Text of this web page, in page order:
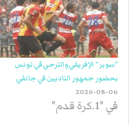
“سوبر” الإفريقي والترجي في تونس
بحضور جمهور الناديين في جانفي
2026-08-06
في "1.كرة قدم"